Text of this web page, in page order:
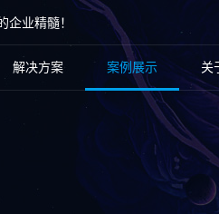
企业精髓！
解决方案 案例展示 关